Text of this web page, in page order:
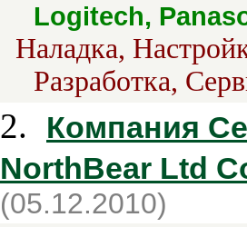
Logitech,
Наладка,
Разработка,
2.
Компания
NorthBear Ltd
(05.12.2010)